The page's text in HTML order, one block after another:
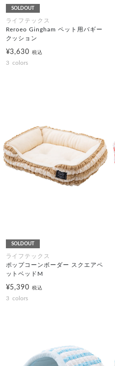
SOLDOUT
ライフテックス
Reroeo Gingham ペット用バギー
クッション
¥3,630税込
3 colors
SOLDOUT
ライフテックス
ポップコーンボーダー スクエアペ
ットベッドM
¥5,390税込
3 colors